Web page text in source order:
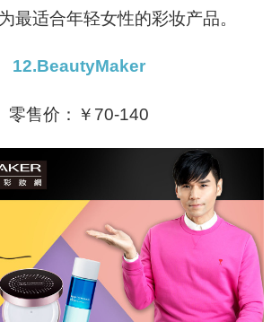
最适合年轻女性的彩妆产品。
12.BeautyMaker
零售价：￥70-140